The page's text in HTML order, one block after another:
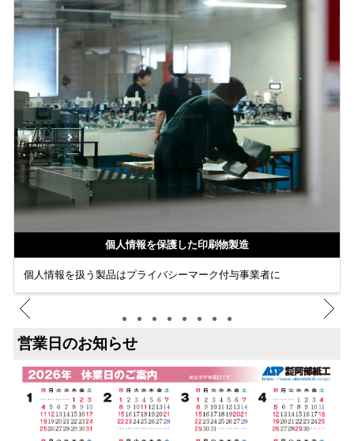
個人情報を保護した印刷物製造
個人情報を扱う製品はプライバシーマーク付与事業者に
営業日のお知らせ